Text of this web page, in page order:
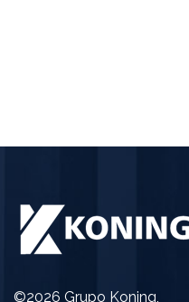
©2026 Grupo Koning,